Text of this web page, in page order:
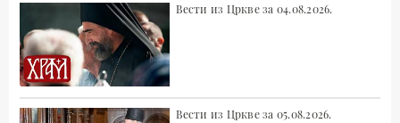
Вести из Цркве за 04.08.2026.
Вести из Цркве за 05.08.2026.